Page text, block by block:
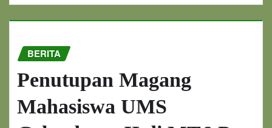
BERITA
Penutupan Magang
Mahasiswa UMS